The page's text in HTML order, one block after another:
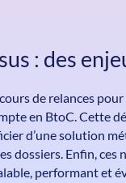
: des
de relances
en BtoC. Cette
d’une solution
dossiers. Enfin,
performant et